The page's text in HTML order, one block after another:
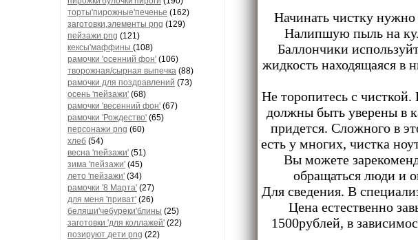
торты'пирожные'печенье (162)
заготовки,элементы png (129)
пейзажи png (121)
кексы'маффины (108)
рамочки 'осенний фон' (106)
творожная/сырная выпечка (88)
рамочки для поздравлений (73)
осень 'пейзажи' (68)
рамочки 'весенний фон' (67)
рамочки 'Рождество' (65)
персонажи png (60)
хлеб (54)
весна 'пейзажи' (51)
зима 'пейзажи' (45)
лето 'пейзажи' (34)
рамочки '8 Марта' (27)
для меня 'приват' (26)
беляши'чебуреки'блины (25)
заготовки 'для коллажей' (22)
позируют дети png (22)
Начинать чистку
Налипшую пыль на
Баллончики
жидкость находящаяся в
Не торопитесь с
должны быть уверены в
придется. Сложного в
есть у многих, чистка
Вы можете
обращаться люди и
Для сведения. В
Цена естественно
1500рублей, в